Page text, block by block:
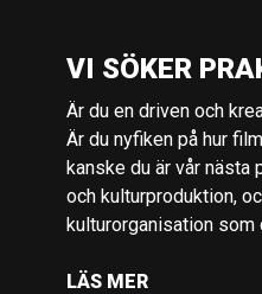
VI SÖKER
Är du en driven och
Är du nyfiken på hur
kanske du är vår
och kulturproduktion,
kulturorganisation
LÄS MER